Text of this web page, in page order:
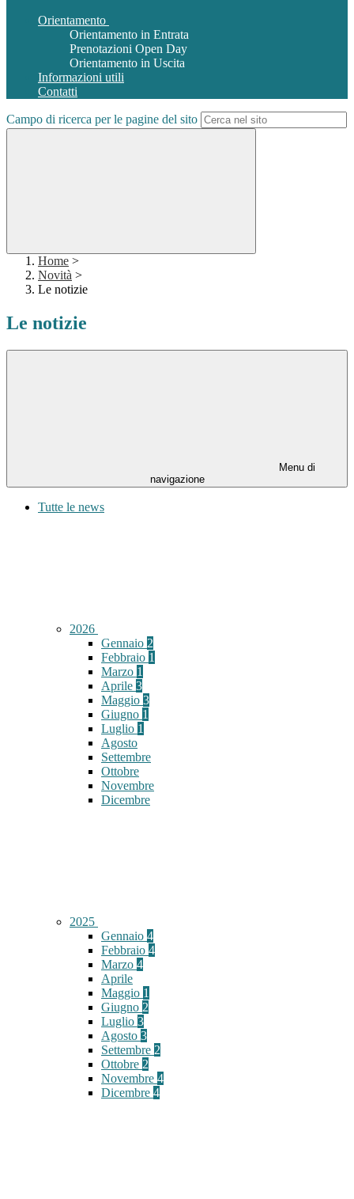
Orientamento
Orientamento in Entrata
Prenotazioni Open Day
Orientamento in Uscita
Informazioni utili
Contatti
Campo di ricerca per le pagine del sito
Home >
Novità >
Le notizie
Le notizie
Menu di
navigazione
Tutte le news
2026
Gennaio 2
Febbraio 1
Marzo 1
Aprile 3
Maggio 3
Giugno 1
Luglio 1
Agosto
Settembre
Ottobre
Novembre
Dicembre
2025
Gennaio 4
Febbraio 4
Marzo 4
Aprile
Maggio 1
Giugno 2
Luglio 3
Agosto 3
Settembre 2
Ottobre 2
Novembre 4
Dicembre 4